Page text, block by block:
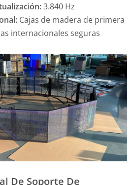
3.840 Hz
Cajas de madera de primera
internacionales seguras
De Soporte De